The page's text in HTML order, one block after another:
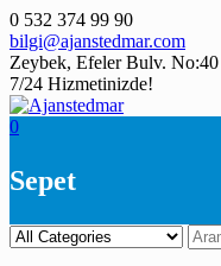
Skip
to
content
0 532 374 99 90
bilgi@ajanstedmar.com
Zeybek, Efeler Bulv.
7/24 Hizmetinizde!
0
Sepet